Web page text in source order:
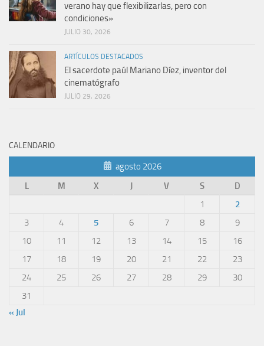
verano hay que flexibilizarlas, pero con
condiciones»
JULIO 30, 2026
ARTÍCULOS DESTACADOS
El sacerdote paúl Mariano Díez, inventor del
cinematógrafo
JULIO 29, 2026
CALENDARIO
agosto 2026
L
M X J V S
D
1
2
3
4 5 6 7 8
9
10
11 12 13 14 15
16
17
18 19 20 21 22
23
24
25 26 27 28 29
30
31
« Jul